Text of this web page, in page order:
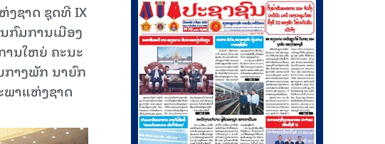
ງຊາດ ຊຸດທີ IX
ກົມການເມືອງ
ນໃຫຍ່ ຄະນະ
ກາງພັກ ນາຍົກ
ພາແຫ່ງຊາດ